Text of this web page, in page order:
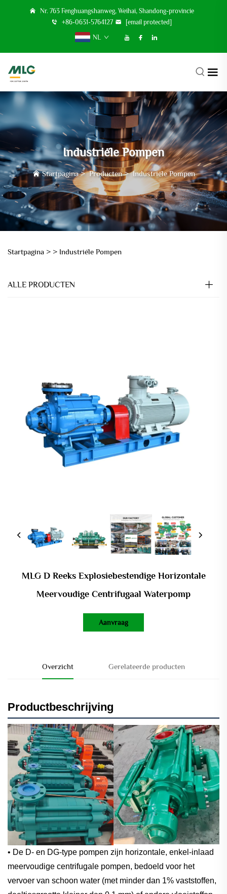
Nr. 763 Fenghuangshanweg, Weihai, Shandong-provincie
+86-0631-5764127
[email protected]
NL
Industriële Pompen
Startpagina>Producten>Industriële Pompen
Startpagina > > Industriële Pompen
ALLE PRODUCTEN
MLG D Reeks Explosiebestendige Horizontale
Meervoudige Centrifugaal Waterpomp
Aanvraag
Overzicht Gerelateerde producten
Productbeschrijving
• De D- en DG-type pompen zijn horizontale, enkel-inlaad
meervoudige centrifugale pompen, bedoeld voor het
vervoer van schoon water (met minder dan 1% vaststoffen,